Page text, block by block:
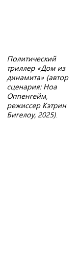
Политический
триллер «Дом из
динамита» (автор
сценария: Ноа
Оппенгейм,
режиссер Кэтрин
Бигелоу, 2025).